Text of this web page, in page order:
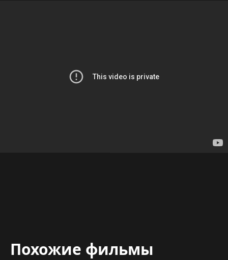
Похожие фильмы